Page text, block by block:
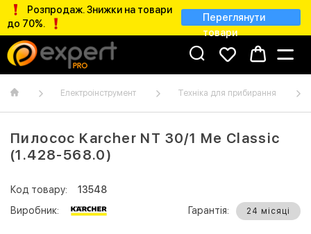
Розпродаж. Знижки на товари
до 70%.
Переглянути
товари
Електроінструмент Техніка для прибирання
Пилосос Karcher NT 30/1 Me Classic
(1.428-568.0)
Код товару:
13548
Виробник:
Гарантія: 24 місяці